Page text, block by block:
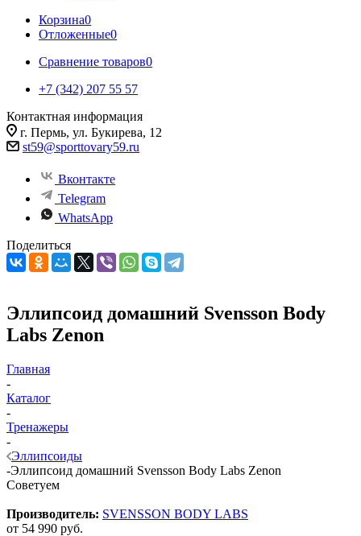
Корзина0
Отложенные0
Сравнение товаров0
+7 (342) 207 55 57
Контактная информация
г. Пермь, ул. Букирева, 12
st59@sporttovary59.ru
Вконтакте
Telegram
WhatsApp
Поделиться
Эллипсоид домашний Svensson Body
Labs Zenon
Главная
-
Каталог
-
Тренажеры
-
Эллипсоиды
-Эллипсоид домашний Svensson Body Labs Zenon
Советуем
Производитель: SVENSSON BODY LABS
от 54 990 руб.